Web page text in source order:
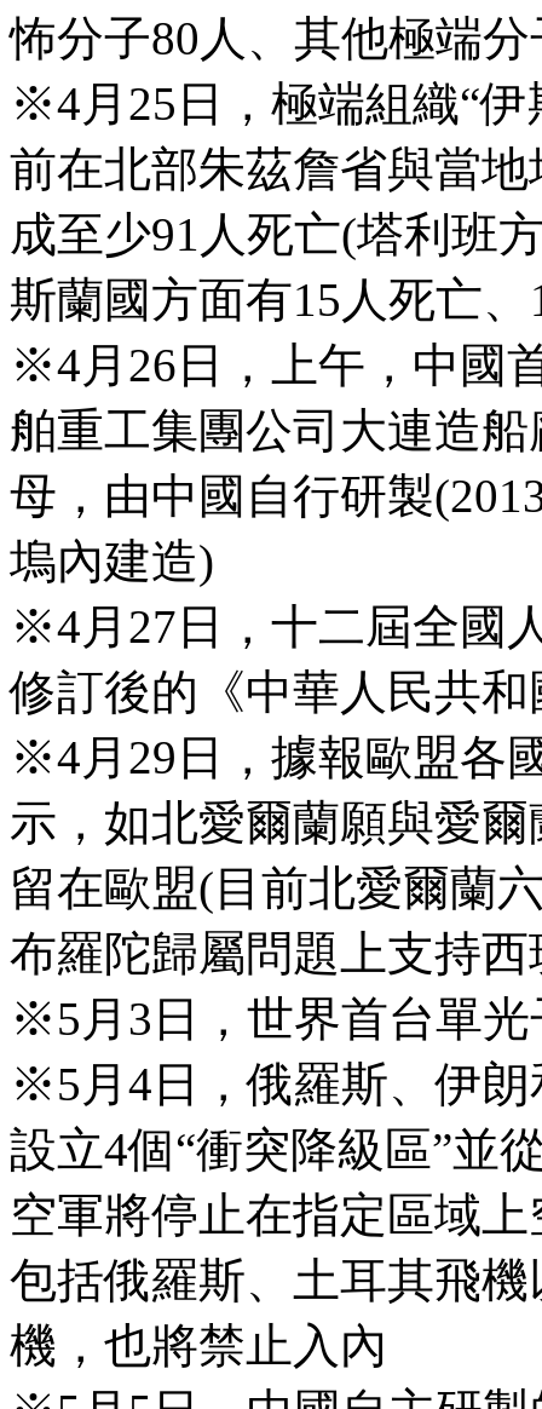
怖分子80人、其他極端分
※4月25日，極端組織“
前在北部朱茲詹省與當
成至少91人死亡(塔利班
斯蘭國方面有15人死亡
※4月26日，上午，中國
舶重工集團公司大連造
母，由中國自行研製
塢內建造)
※4月27日，十二屆全國
修訂後的《中華人民共
※4月29日，據報歐盟各
示，如北愛爾蘭願與愛
留在歐盟(目前北愛爾蘭
布羅陀歸屬問題上支持
※5月3日，世界首台單
※5月4日，俄羅斯、伊
設立4個“衝突降級區”並
空軍將停止在指定區域
包括俄羅斯、土耳其飛
機，也將禁止入內